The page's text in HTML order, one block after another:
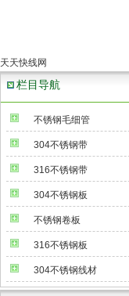
天天快线网
栏目导航
不锈钢毛细管
304不锈钢带
316不锈钢带
304不锈钢板
不锈钢卷板
316不锈钢板
304不锈钢线材